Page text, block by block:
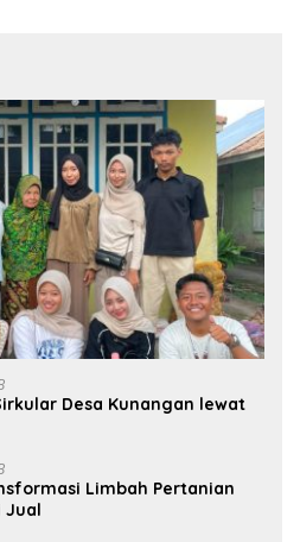
Desa Kunangan lewat
Limbah Pertanian
Jual